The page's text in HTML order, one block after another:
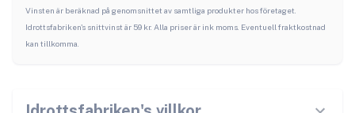
Vinsten är beräknad på genomsnittet av samtliga produkter hos företaget.
Idrottsfabriken's snittvinst är 59 kr. Alla priser är ink moms. Eventuell fraktkostnad
kan tillkomma.